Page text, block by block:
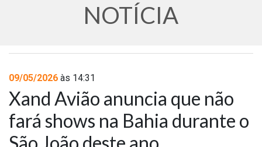
AGENDA
NOTÍCIAS
NOTÍCIA
09/05/2026 às 14:31
Xand Avião anuncia que não
fará shows na Bahia durante o